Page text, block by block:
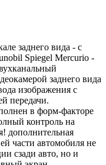
заднего вида - с
Spiegel Mercurio -
заднего вида
изображения с
передачи.
в форм-факторе
контроль на
дополнительная
части автомобиля не
сзади авто, но и